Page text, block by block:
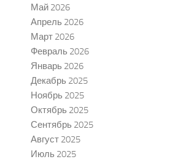
Май 2026
Апрель 2026
Март 2026
Февраль 2026
Январь 2026
Декабрь 2025
Ноябрь 2025
Октябрь 2025
Сентябрь 2025
Август 2025
Июль 2025